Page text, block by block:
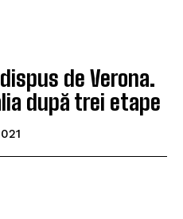
de Verona.
după trei etape